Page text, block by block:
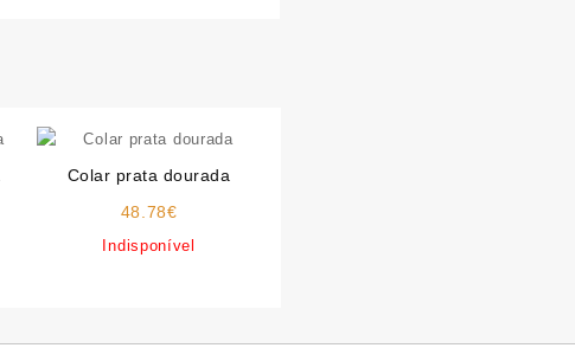
Colar prata dourada
48.78€
Indisponível